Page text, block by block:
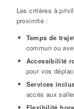
Les critères à
proximité :
Temps de
commun ou
Accessibilité
pour vos
Services
accès aux